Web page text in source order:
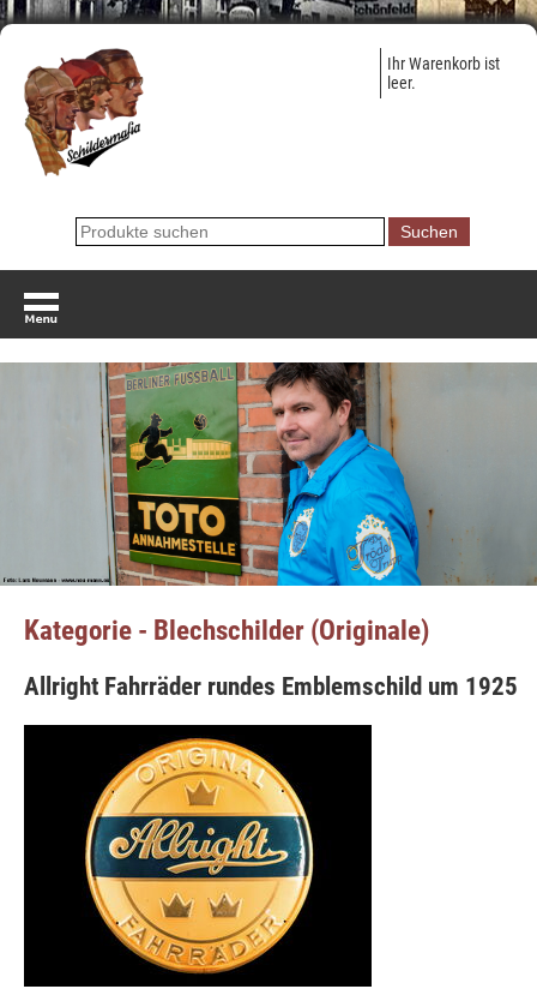
Ihr Warenkorb ist
leer.
Kategorie - Blechschilder (Originale)
Allright Fahrräder rundes Emblemschild um 1925